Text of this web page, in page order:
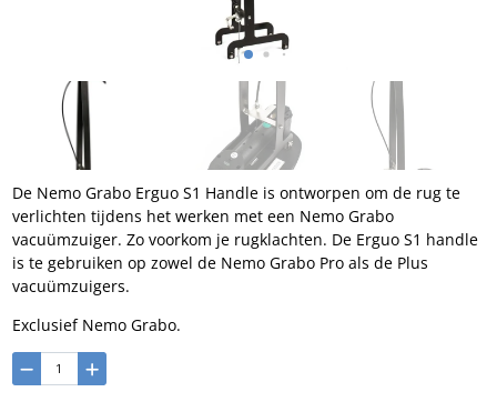
De Nemo Grabo Erguo S1 Handle is ontworpen om de rug te
verlichten tijdens het werken met een Nemo Grabo
vacuümzuiger. Zo voorkom je rugklachten. De Erguo S1 handle
is te gebruiken op zowel de Nemo Grabo Pro als de Plus
vacuümzuigers.
Exclusief Nemo Grabo.